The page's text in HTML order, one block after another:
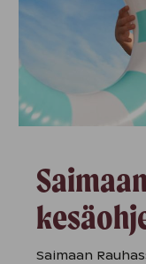
Saimaan